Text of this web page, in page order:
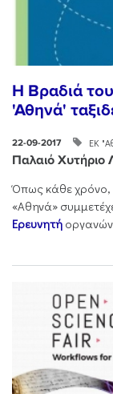
Η Βραδιά
'Αθηνά'
22-09-2017 ΕΚ
Παλαιό Χυτήριο
Όπως κάθε χρόνο,
«Αθηνά»
Ερευνητή